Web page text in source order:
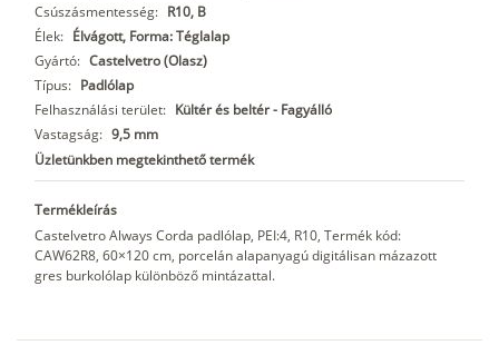
Csúszásmentesség: R10, B
Élek: Élvágott, Forma: Téglalap
Gyártó: Castelvetro (Olasz)
Típus: Padlólap
Felhasználási terület: Kültér és beltér - Fagyálló
Vastagság: 9,5 mm
Üzletünkben megtekinthető termék
Termékleírás
Castelvetro Always Corda padlólap, PEI:4, R10, Termék kód:
CAW62R8, 60×120 cm, porcelán alapanyagú digitálisan mázazott
gres burkolólap különböző mintázattal.